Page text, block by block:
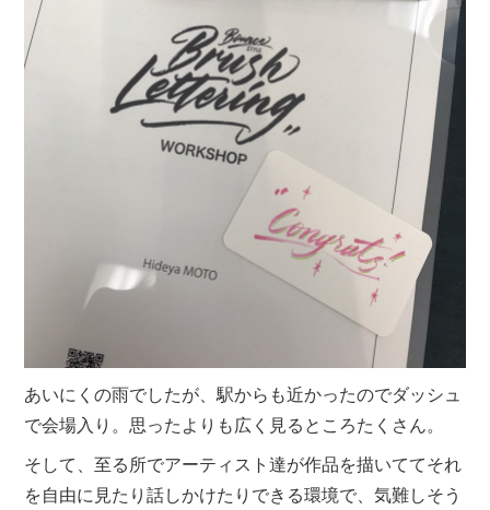
あいにくの雨でしたが、駅からも近かったのでダッシュ
で会場入り。思ったよりも広く見るところたくさん。
そして、至る所でアーティスト達が作品を描いててそれ
を自由に見たり話しかけたりできる環境で、気難しそう